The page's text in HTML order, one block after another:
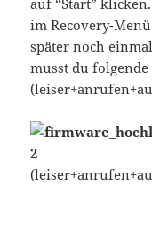
im Recovery-
später noch
musst du